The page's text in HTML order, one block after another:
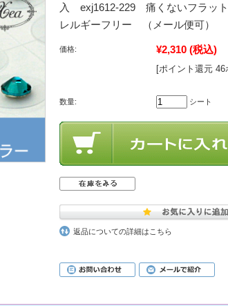
入 exj1612-229 痛くないフラッ
レルギーフリー （メール便可）
価格: ¥2,310 (税込)
[ポイント還元 46
数量: シート
返品についての詳細はこちら